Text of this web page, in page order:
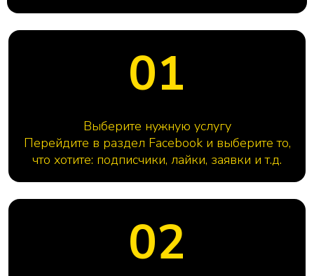
01
Выберите нужную услугу
Перейдите в раздел Facebook и выберите то,
что хотите: подписчики, лайки, заявки и т.д.
02